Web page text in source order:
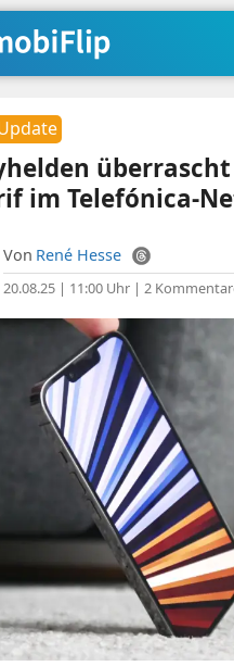
im Telefónica-
Von René Hesse
20.08.25 | 11:00 Uhr |2